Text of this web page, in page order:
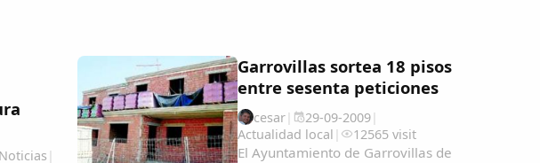
Noticias |
Garrovillas sortea 18 pisos
entre sesenta peticiones
cesar| 29-09-2009|
Actualidad local | 12565 visit
El Ayuntamiento de Garrovillas de